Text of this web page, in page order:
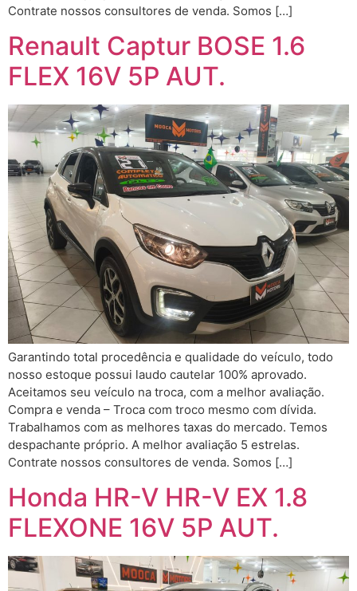
Contrate nossos consultores de venda. Somos […]
Renault Captur BOSE 1.6
FLEX 16V 5P AUT.
Garantindo total procedência e qualidade do veículo, todo
nosso estoque possui laudo cautelar 100% aprovado.
Aceitamos seu veículo na troca, com a melhor avaliação.
Compra e venda – Troca com troco mesmo com dívida.
Trabalhamos com as melhores taxas do mercado. Temos
despachante próprio. A melhor avaliação 5 estrelas.
Contrate nossos consultores de venda. Somos […]
Honda HR-V HR-V EX 1.8
FLEXONE 16V 5P AUT.